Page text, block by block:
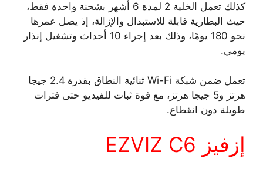
كذلك تعمل الخلية 2 لمدة 6 أشهر بشحنة واحدة فقط،
حيث البطارية قابلة للاستبدال والإزالة، إذ يصل عمرها
نحو 180 يومًا، وذلك بعد إجراء 10 أحداث وتشغيل إنذار
يومي.
تعمل ضمن شبكة Wi-Fi ثنائية النطاق بقدرة 2.4 جيجا
هرتز و5 جيجا هرتز، مع قوة ثبات للفيديو حتى فترات
طويلة دون انقطاع.
إزفيز EZVIZ C6